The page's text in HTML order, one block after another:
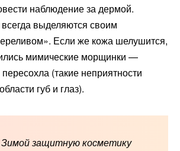
наблюдение за дермой.
выделяются своим
Если же кожа шелушится,
мимические морщинки —
(такие неприятности
губ и глаз).
Зимой защитную косметику